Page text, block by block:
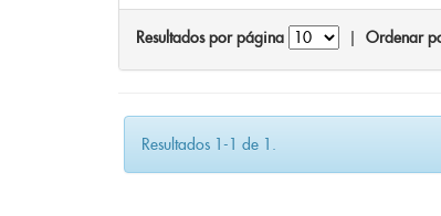
Resultados por página Ordenar
Resultados 1-1 de 1.